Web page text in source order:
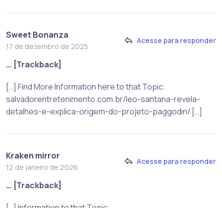
Sweet Bonanza
17 de dezembro de 2025
Acesse para responder
… [Trackback]
[…] Find More Information here to that Topic:
salvadorentretenimento.com.br/leo-santana-revela-
detalhes-e-explica-origem-do-projeto-paggodin/ […]
Kraken mirror
12 de janeiro de 2026
Acesse para responder
… [Trackback]